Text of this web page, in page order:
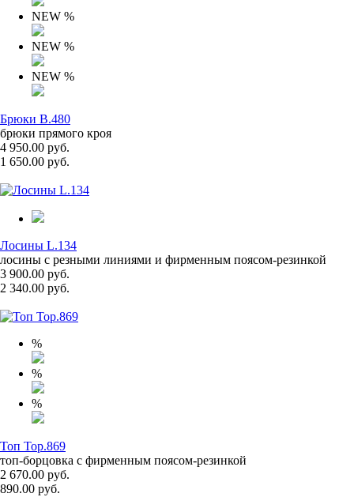
NEW %
NEW %
NEW %
Брюки B.480
брюки прямого кроя
4 950.00 руб.
1 650.00 руб.
Лосины L.134
лосины с резными линиями и фирменным поясом-резинкой
3 900.00 руб.
2 340.00 руб.
%
%
%
Топ Top.869
топ-борцовка с фирменным поясом-резинкой
2 670.00 руб.
890.00 руб.